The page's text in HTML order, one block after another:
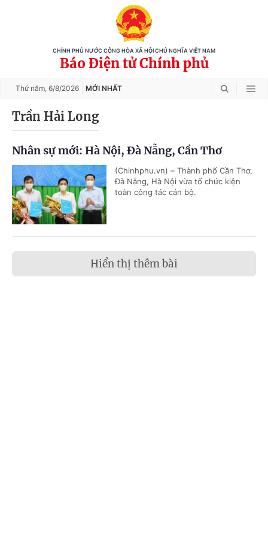
CHÍNH PHỦ NƯỚC CỘNG HÒA XÃ HỘI CHỦ NGHĨA VIỆT NAM
Báo Điện tử Chính phủ
Thứ năm, 6/8/2026 MỚI NHẤT
Trần Hải Long
Nhân sự mới: Hà Nội, Đà Nẵng, Cần Thơ
(Chinhphu.vn) – Thành phố Cần Thơ,
Đà Nẵng, Hà Nội vừa tổ chức kiện
toàn công tác cán bộ.
Hiển thị thêm bài